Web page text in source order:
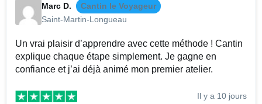
Marc D.
Cantin le Voyageur
Saint-Martin-Longueau
Un vrai plaisir d’apprendre avec cette méthode ! Cantin
explique chaque étape simplement. Je gagne en
confiance et j’ai déjà animé mon premier atelier.
Il y a 10 jours